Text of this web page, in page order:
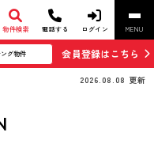
物件検索 電話する ログイン MENU
グ物件 会員登録はこちら
2026.08.08 更新